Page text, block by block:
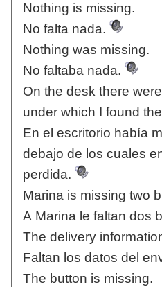
Nothing is missing.
No falta nada.
Nothing was missing.
No faltaba nada.
On the desk there
under which I found
En el escritorio había
debajo de los cuales
perdida.
Marina is missing two
A Marina le faltan dos
The delivery
Faltan los datos del
The button is missing.